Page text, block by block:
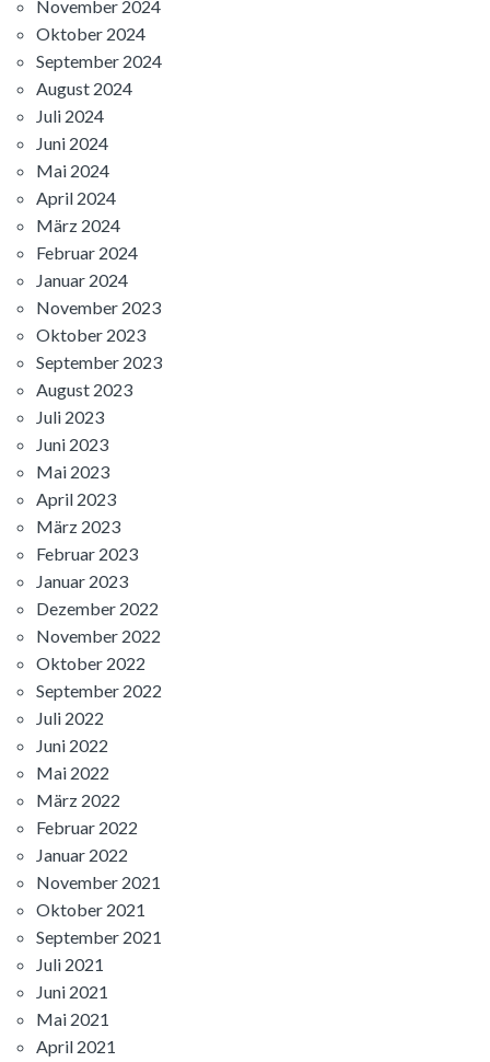
November 2024
Oktober 2024
September 2024
August 2024
Juli 2024
Juni 2024
Mai 2024
April 2024
März 2024
Februar 2024
Januar 2024
November 2023
Oktober 2023
September 2023
August 2023
Juli 2023
Juni 2023
Mai 2023
April 2023
März 2023
Februar 2023
Januar 2023
Dezember 2022
November 2022
Oktober 2022
September 2022
Juli 2022
Juni 2022
Mai 2022
März 2022
Februar 2022
Januar 2022
November 2021
Oktober 2021
September 2021
Juli 2021
Juni 2021
Mai 2021
April 2021